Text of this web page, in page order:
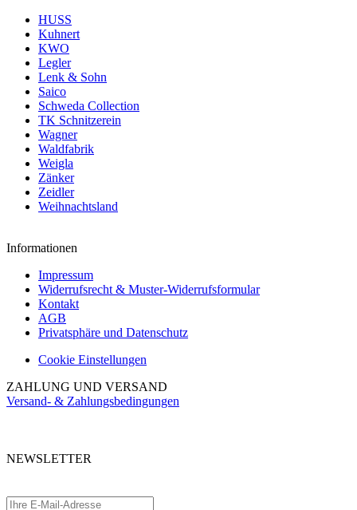
HUSS
Kuhnert
KWO
Legler
Lenk & Sohn
Saico
Schweda Collection
TK Schnitzerein
Wagner
Waldfabrik
Weigla
Zänker
Zeidler
Weihnachtsland
Informationen
Impressum
Widerrufsrecht & Muster-Widerrufsformular
Kontakt
AGB
Privatsphäre und Datenschutz
Cookie Einstellungen
ZAHLUNG UND VERSAND
Versand- & Zahlungsbedingungen
NEWSLETTER